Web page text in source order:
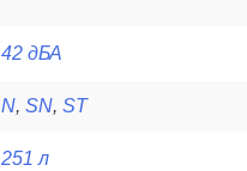
42 дБА
N, SN, ST
251 л